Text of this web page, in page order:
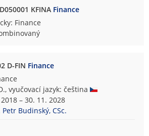
KFINA Finance
Finance
D-FIN Finance
vyučovací jazyk: čeština
– 30. 11. 2028
Budinský, CSc.